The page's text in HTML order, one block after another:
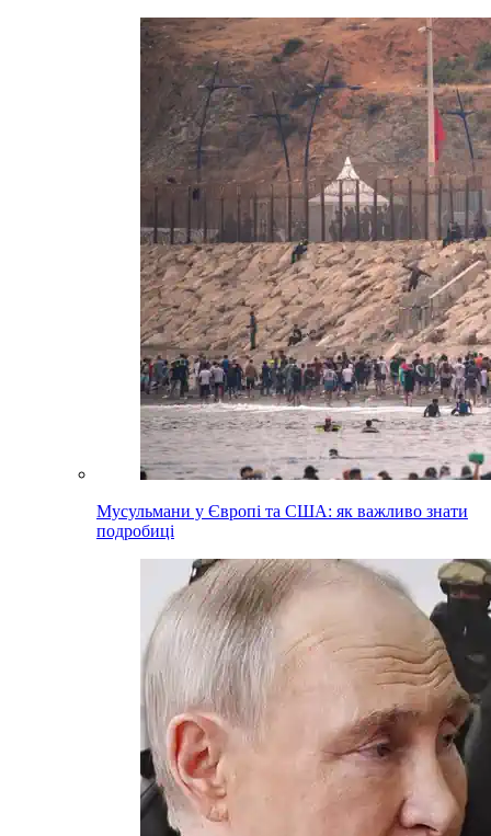
Мусульмани у Європі та США: як важливо знати
подробиці